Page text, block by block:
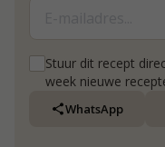
Stuur dit recept
week nieuwe
WhatsApp